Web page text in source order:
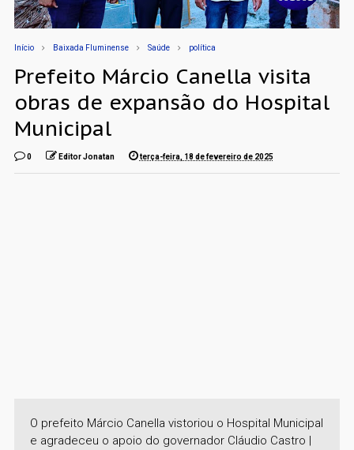
Início Baixada Fluminense Saúde política
Prefeito Márcio Canella visita
obras de expansão do Hospital
Municipal
0 Editor Jonatan terça-feira, 18 de fevereiro de 2025
O prefeito Márcio Canella vistoriou o Hospital Municipal
e agradeceu o apoio do governador Cláudio Castro |